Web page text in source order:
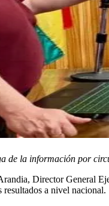
de la información por
Director General
resultados a nivel nacional.